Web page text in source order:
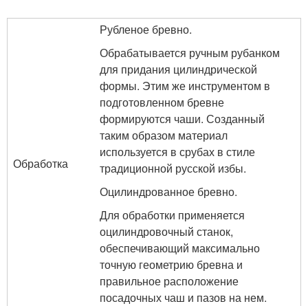
Обработка
Рубленое бревно.
Обрабатывается ручным рубанком
для придания цилиндрической
формы. Этим же инструментом в
подготовленном бревне
формируются чаши. Созданный
таким образом материал
используется в срубах в стиле
традиционной русской избы.
Оцилиндрованное бревно.
Для обработки применяется
оцилиндровочный станок,
обеспечивающий максимально
точную геометрию бревна и
правильное расположение
посадочных чаш и пазов на нем.